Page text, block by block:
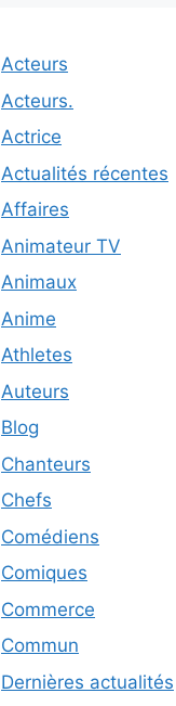
Acteurs
Acteurs.
Actrice
Actualités récentes
Affaires
Animateur TV
Animaux
Anime
Athletes
Auteurs
Blog
Chanteurs
Chefs
Comédiens
Comiques
Commerce
Commun
Dernières actualités